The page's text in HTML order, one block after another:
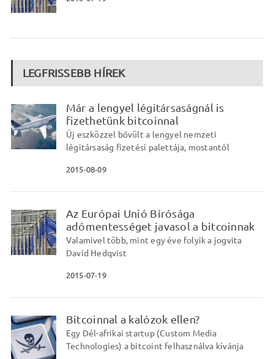
LEGFRISSEBB HÍREK
Már a lengyel légitársaságnál is
fizethetünk bitcoinnal
Új eszközzel bővült a lengyel nemzeti
légitársaság fizetési palettája, mostantól
2015-08-09
Az Európai Unió Bírósága
adómentességet javasol a bitcoinnak
Valamivel több, mint egy éve folyik a jogvita
David Hedqvist
2015-07-19
Bitcoinnal a kalózok ellen?
Egy Dél-afrikai startup (Custom Media
Technologies) a bitcoint felhasználva kívánja